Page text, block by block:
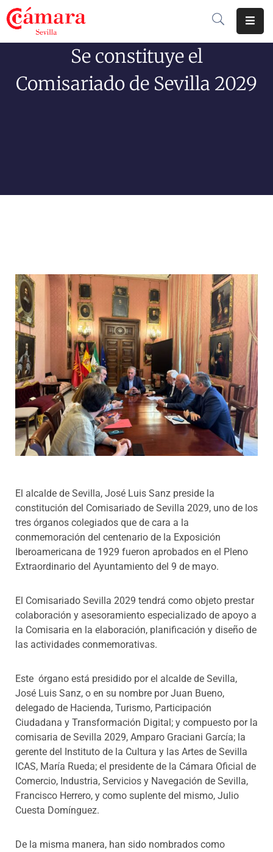
Comercio
Programas
Se constituye el
Comisariado de Sevilla 2029
El alcalde de Sevilla, José Luis Sanz preside la
constitución del Comisariado de Sevilla 2029, uno de los
tres órganos colegiados que de cara a la
conmemoración del centenario de la Exposición
Iberoamericana de 1929 fueron aprobados en el Pleno
Extraordinario del Ayuntamiento del 9 de mayo.
El Comisariado Sevilla 2029 tendrá como objeto prestar
colaboración y asesoramiento especializado de apoyo a
la Comisaria en la elaboración, planificación y diseño de
las actividades conmemorativas.
Este órgano está presidido por el alcalde de Sevilla,
José Luis Sanz, o en su nombre por Juan Bueno,
delegado de Hacienda, Turismo, Participación
Ciudadana y Transformación Digital; y compuesto por la
comisaria de Sevilla 2029, Amparo Graciani García; la
gerente del Instituto de la Cultura y las Artes de Sevilla
ICAS, María Rueda; el presidente de la Cámara Oficial de
Comercio, Industria, Servicios y Navegación de Sevilla,
Francisco Herrero, y como suplente del mismo, Julio
Cuesta Domínguez.
De la misma manera, han sido nombrados como